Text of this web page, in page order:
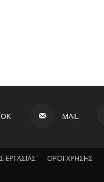
MAIL
ΕΡΓΑΣΙΑΣ ΟΡΟΙ ΧΡΗΣΗΣ